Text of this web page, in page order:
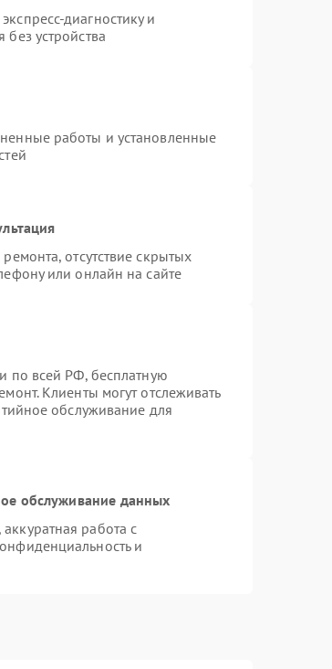
диагностику и
устройства
работы и установленные
отсутствие скрытых
или онлайн на сайте
по всей РФ, бесплатную
Клиенты могут отслеживать
обслуживание для
обслуживание данных
работа с
и